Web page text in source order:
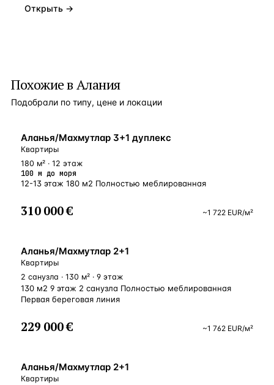
Открыть →
Похожие в Алания
Подобрали по типу, цене и локации
У МОРЯ
Аланья/Махмутлар 3+1 дуплекс
Квартиры
180 м² · 12 этаж
100 м до моря
12-13 этаж 180 м2 Полностью меблированная
310 000 € ~1 722 EUR/м²
ВНЖ
Аланья/Махмутлар 2+1
Квартиры
2 санузла · 130 м² · 9 этаж
130 м2 9 этаж 2 санузла Полностью меблированная
Первая береговая линия
229 000 € ~1 762 EUR/м²
У МОРЯ
Аланья/Махмутлар 2+1
Квартиры